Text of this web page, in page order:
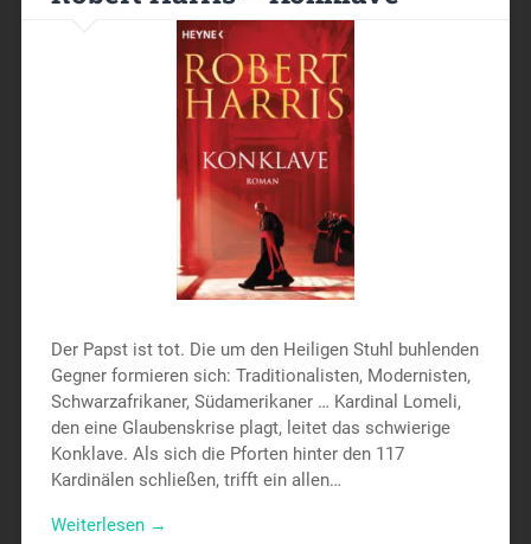
Der Papst ist tot. Die um den Heiligen Stuhl buhlenden
Gegner formieren sich: Traditionalisten, Modernisten,
Schwarzafrikaner, Südamerikaner … Kardinal Lomeli,
den eine Glaubenskrise plagt, leitet das schwierige
Konklave. Als sich die Pforten hinter den 117
Kardinälen schließen, trifft ein allen…
Weiterlesen →